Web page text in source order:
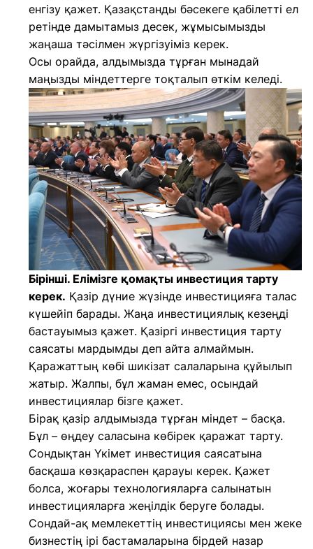
енгізу қажет. Қазақстанды бәсекеге қабілетті ел
ретінде дамытамыз десек, жұмысымызды
жаңаша тәсілмен жүргізуіміз керек.
Осы орайда, алдымызда тұрған мынадай
маңызды міндеттерге тоқталып өткім келеді.
Бірінші. Елімізге қомақты инвестиция тарту
керек. Қазір дүние жүзінде инвестицияға талас
күшейіп барады. Жаңа инвестициялық кезеңді
бастауымыз қажет. Қазіргі инвестиция тарту
саясаты мардымды деп айта алмаймын.
Қаражаттың көбі шикізат салаларына құйылып
жатыр. Жалпы, бұл жаман емес, осындай
инвестициялар бізге қажет.
Бірақ қазір алдымызда тұрған міндет – басқа.
Бұл – өңдеу саласына көбірек қаражат тарту.
Сондықтан Үкімет инвестиция саясатына
басқаша көзқараспен қарауы керек. Қажет
болса, жоғары технологияларға салынатын
инвестицияларға жеңілдік беруге болады.
Сондай-ақ мемлекеттің инвестициясы мен жеке
бизнестің ірі бастамаларына бірдей назар